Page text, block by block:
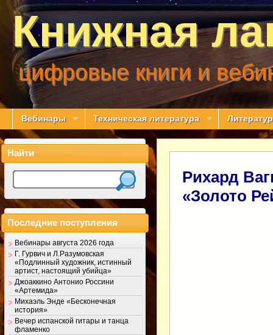
Книжная
цифровые книги и
Вебинары Техническая литература
Рихард
«Золото
Найти
Последние поступления
Вебинары августа 2026 года
Г. Гурвич и Л.Разумовская
«Подлинный художник, истинный
артист, настоящий убийца»
Джоаккино Антонио Россини
«Артемида»
Михаэль Энде «Бесконечная
история»
Вечер испанской гитары и танца
фламенко